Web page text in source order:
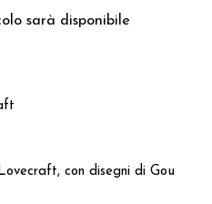
sarà disponibile
con disegni di Gou